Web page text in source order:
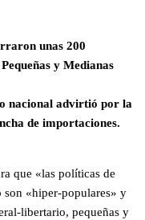
unas 200
y Medianas
nacional advirtió por la
de importaciones.
que «las políticas de
son «hiper-populares» y
libertario, pequeñas y